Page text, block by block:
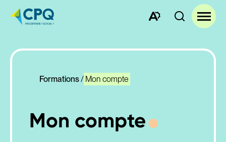
Ouvrez
d'accessibilité.
Ouvrir
la
site
Formations Mon compte
Mon compte